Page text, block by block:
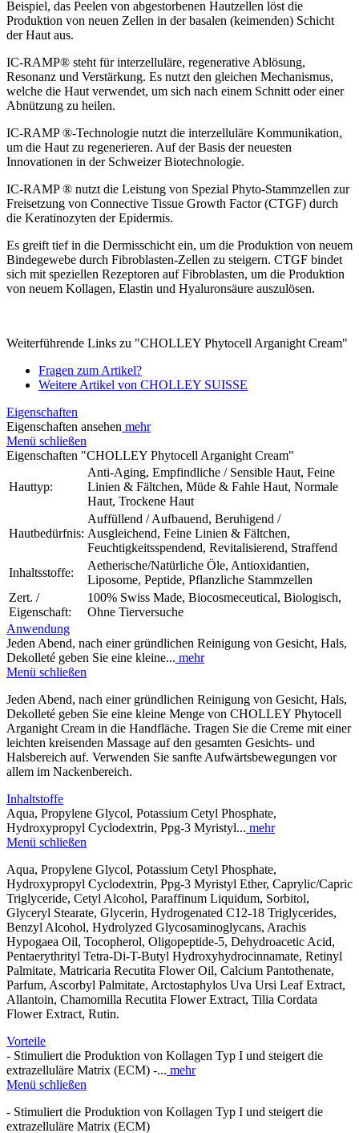
Beispiel, das Peelen von abgestorbenen Hautzellen löst die
Produktion von neuen Zellen in der basalen (keimenden) Schicht
der Haut aus.
IC-RAMP® steht für interzelluläre, regenerative Ablösung,
Resonanz und Verstärkung. Es nutzt den gleichen Mechanismus,
welche die Haut verwendet, um sich nach einem Schnitt oder einer
Abnützung zu heilen.
IC-RAMP ®-Technologie nutzt die interzelluläre Kommunikation,
um die Haut zu regenerieren. Auf der Basis der neuesten
Innovationen in der Schweizer Biotechnologie.
IC-RAMP ® nutzt die Leistung von Spezial Phyto-Stammzellen zur
Freisetzung von Connective Tissue Growth Factor (CTGF) durch
die Keratinozyten der Epidermis.
Es greift tief in die Dermisschicht ein, um die Produktion von neuem
Bindegewebe durch Fibroblasten-Zellen zu steigern. CTGF bindet
sich mit speziellen Rezeptoren auf Fibroblasten, um die Produktion
von neuem Kollagen, Elastin und Hyaluronsäure auszulösen.
Weiterführende Links zu "CHOLLEY Phytocell Arganight Cream"
Fragen zum Artikel?
Weitere Artikel von CHOLLEY SUISSE
Eigenschaften
Eigenschaften ansehen mehr
Menü schließen
Eigenschaften "CHOLLEY Phytocell Arganight Cream"
Hauttyp:
Anti-Aging, Empfindliche / Sensible Haut, Feine
Linien & Fältchen, Müde & Fahle Haut, Normale
Haut, Trockene Haut
Hautbedürfnis:
Auffüllend / Aufbauend, Beruhigend /
Ausgleichend, Feine Linien & Fältchen,
Feuchtigkeitsspendend, Revitalisierend, Straffend
Inhaltsstoffe:
Aetherische/Natürliche Öle, Antioxidantien,
Liposome, Peptide, Pflanzliche Stammzellen
Zert. /
Eigenschaft:
100% Swiss Made, Biocosmeceutical, Biologisch,
Ohne Tierversuche
Anwendung
Jeden Abend, nach einer gründlichen Reinigung von Gesicht, Hals,
Dekolleté geben Sie eine kleine... mehr
Menü schließen
Jeden Abend, nach einer gründlichen Reinigung von Gesicht, Hals,
Dekolleté geben Sie eine kleine Menge von CHOLLEY Phytocell
Arganight Cream in die Handfläche. Tragen Sie die Creme mit einer
leichten kreisenden Massage auf den gesamten Gesichts- und
Halsbereich auf. Verwenden Sie sanfte Aufwärtsbewegungen vor
allem im Nackenbereich.
Inhaltstoffe
Aqua, Propylene Glycol, Potassium Cetyl Phosphate,
Hydroxypropyl Cyclodextrin, Ppg-3 Myristyl... mehr
Menü schließen
Aqua, Propylene Glycol, Potassium Cetyl Phosphate,
Hydroxypropyl Cyclodextrin, Ppg-3 Myristyl Ether, Caprylic/Capric
Triglyceride, Cetyl Alcohol, Paraffinum Liquidum, Sorbitol,
Glyceryl Stearate, Glycerin, Hydrogenated C12-18 Triglycerides,
Benzyl Alcohol, Hydrolyzed Glycosaminoglycans, Arachis
Hypogaea Oil, Tocopherol, Oligopeptide-5, Dehydroacetic Acid,
Pentaerythrityl Tetra-Di-T-Butyl Hydroxyhydrocinnamate, Retinyl
Palmitate, Matricaria Recutita Flower Oil, Calcium Pantothenate,
Parfum, Ascorbyl Palmitate, Arctostaphylos Uva Ursi Leaf Extract,
Allantoin, Chamomilla Recutita Flower Extract, Tilia Cordata
Flower Extract, Rutin.
Vorteile
- Stimuliert die Produktion von Kollagen Typ I und steigert die
extrazelluläre Matrix (ECM) -... mehr
Menü schließen
- Stimuliert die Produktion von Kollagen Typ I und steigert die
extrazelluläre Matrix (ECM)